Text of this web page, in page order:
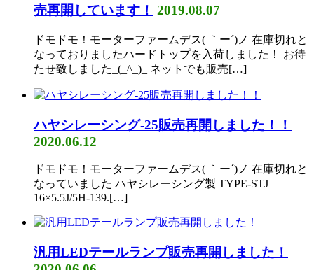
売再開しています！ 2019.08.07
ドモドモ！モーターファームデス( ｀ー´)ノ 在庫切れと
なっておりましたハードトップを入荷しました！ お待
たせ致しました_(_^_)_ ネットでも販売[…]
ハヤシレーシング-25販売再開しました！！
2020.06.12
ドモドモ！モーターファームデス( ｀ー´)ノ 在庫切れと
なっていました ハヤシレーシング製 TYPE-STJ
16×5.5J/5H-139.[…]
汎用LEDテールランプ販売再開しました！